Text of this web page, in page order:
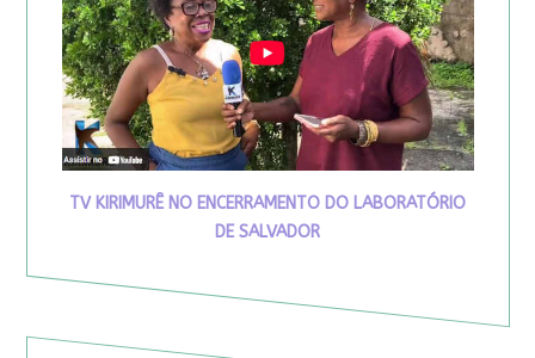
TV KIRIMURÊ NO ENCERRAMENTO DO LABORATÓRIO
DE SALVADOR